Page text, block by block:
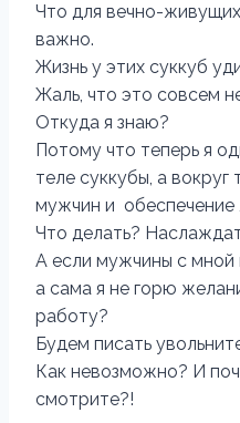
Что для вечно-
важно.
Жизнь у этих суккуб
Жаль, что это совсем
Откуда я знаю?
Потому что теперь я
теле суккубы, а вокруг
мужчин и
Что делать?
А если мужчины с мной
а сама я не горю
работу?
Будем писать
Как невозможно? И
смотрите?!